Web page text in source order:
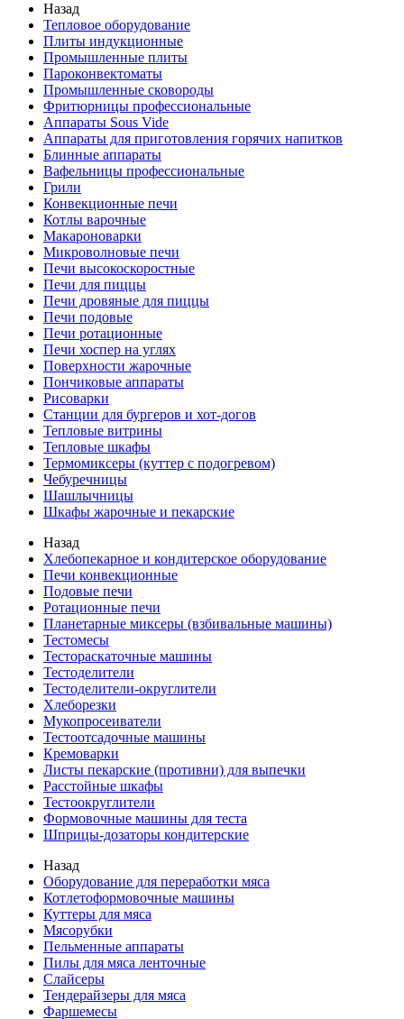
Назад
Тепловое оборудование
Плиты индукционные
Промышленные плиты
Пароконвектоматы
Промышленные сковороды
Фритюрницы профессиональные
Аппараты Sous Vide
Аппараты для приготовления горячих напитков
Блинные аппараты
Вафельницы профессиональные
Грили
Конвекционные печи
Котлы варочные
Макароноварки
Микроволновые печи
Печи высокоскоростные
Печи для пиццы
Печи дровяные для пиццы
Печи подовые
Печи ротационные
Печи хоспер на углях
Поверхности жарочные
Пончиковые аппараты
Рисоварки
Станции для бургеров и хот-догов
Тепловые витрины
Тепловые шкафы
Термомиксеры (куттер с подогревом)
Чебуречницы
Шашлычницы
Шкафы жарочные и пекарские
Назад
Хлебопекарное и кондитерское оборудование
Печи конвекционные
Подовые печи
Ротационные печи
Планетарные миксеры (взбивальные машины)
Тестомесы
Тестораскаточные машины
Тестоделители
Тестоделители-округлители
Хлеборезки
Мукопросеиватели
Тестоотсадочные машины
Кремоварки
Листы пекарские (противни) для выпечки
Расстойные шкафы
Тестоокруглители
Формовочные машины для теста
Шприцы-дозаторы кондитерские
Назад
Оборудование для переработки мяса
Котлетоформовочные машины
Куттеры для мяса
Мясорубки
Пельменные аппараты
Пилы для мяса ленточные
Слайсеры
Тендерайзеры для мяса
Фаршемесы